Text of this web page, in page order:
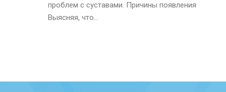
проблем с суставами. Причины появления
Выясняя, что...